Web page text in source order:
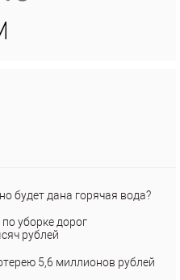
будет дана горячая вода?
уборке дорог
рублей
5,6 миллионов рублей